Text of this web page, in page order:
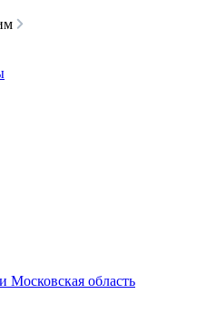
Московская область